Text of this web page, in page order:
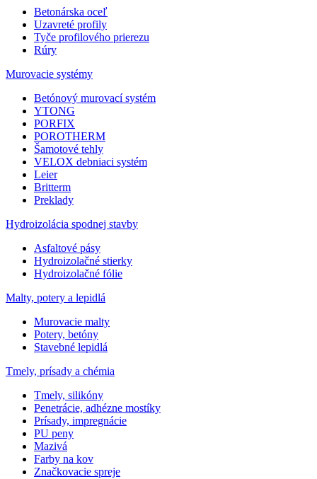
Betonárska oceľ
Uzavreté profily
Tyče profilového prierezu
Rúry
Murovacie systémy
Betónový murovací systém
YTONG
PORFIX
POROTHERM
Šamotové tehly
VELOX debniaci systém
Leier
Britterm
Preklady
Hydroizolácia spodnej stavby
Asfaltové pásy
Hydroizolačné stierky
Hydroizolačné fólie
Malty, potery a lepidlá
Murovacie malty
Potery, betóny
Stavebné lepidlá
Tmely, prísady a chémia
Tmely, silikóny
Penetrácie, adhézne mostíky
Prísady, impregnácie
PU peny
Mazivá
Farby na kov
Značkovacie spreje